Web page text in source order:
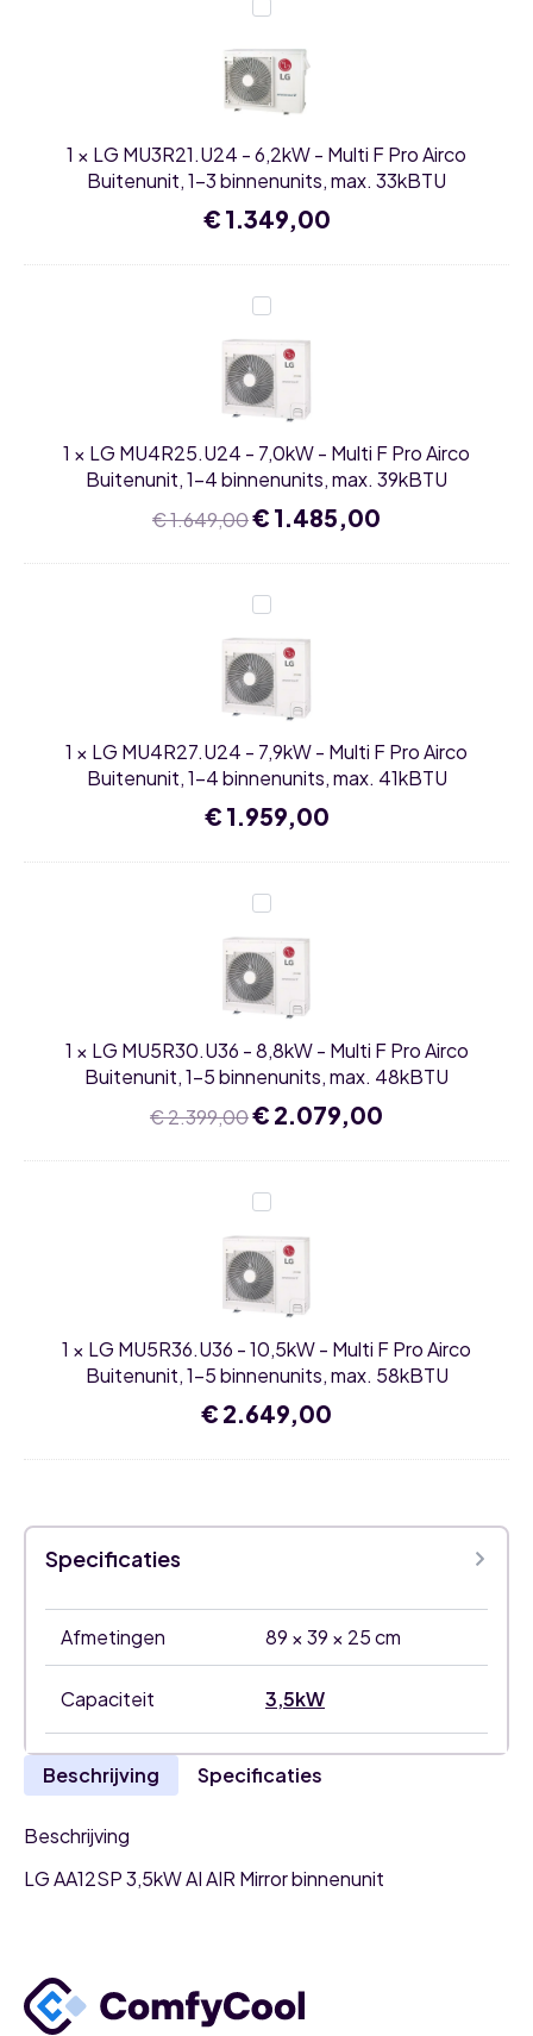
MU3R21.U24
-
6,2kW
-
Multi
Airco
Buitenunit,
1-
3
binnenunits,
33kBTU
1 × LG MU3R21.U24 - 6,2kW - Multi F Pro Airco
Buitenunit, 1-3 binnenunits, max. 33kBTU
€ 1.349,00
LG
MU4R25.U24
-
7,0kW
-
Multi
F
Airco
Buitenunit,
1-
4
binnenunits,
39kBTU
1 × LG MU4R25.U24 - 7,0kW - Multi F Pro Airco
Buitenunit, 1-4 binnenunits, max. 39kBTU
€1.649,00Oorspronkelijke
was:
€ 1.649,00.
€ 1.485,00
is:
LG
MU4R27.U24
-
7,9kW
-
Multi
F
Airco
Buitenunit,
1-
4
binnenunits,
41kBTU
1 × LG MU4R27.U24 - 7,9kW - Multi F Pro Airco
Buitenunit, 1-4 binnenunits, max. 41kBTU
€ 1.959,00
LG
MU5R30.U36
-
8,8kW
-
Multi
F
Airco
Buitenunit,
1-
5
binnenunits,
48kBTU
1 × LG MU5R30.U36 - 8,8kW - Multi F Pro Airco
Buitenunit, 1-5 binnenunits, max. 48kBTU
€2.399,00Oorspronkelijke
was:
€ 2.399,00.
€ 2.079,00
is:
LG
MU5R36.U36
-
10,5kW
-
Multi
F
Airco
Buitenunit,
1-
5
binnenunits,
58kBTU
1 × LG MU5R36.U36 - 10,5kW - Multi F Pro Airco
Buitenunit, 1-5 binnenunits, max. 58kBTU
€ 2.649,00
Specificaties
Afmetingen 89 × 39 × 25 cm
Capaciteit 3,5kW
Beschrijving Specificaties
Beschrijving
LG AA12SP 3,5kW AI AIR Mirror binnenunit